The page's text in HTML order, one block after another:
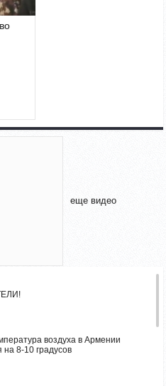
еще видео
воздуха в Армении
на 8-10 градусов